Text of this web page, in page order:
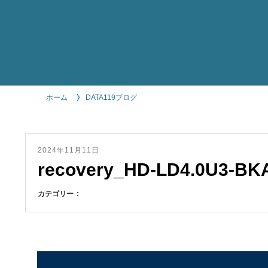
ホーム DATA119ブログ
2024年11月11日
recovery_HD-LD4.0U3-
カテゴリー